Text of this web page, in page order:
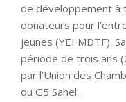
de développement à
donateurs pour
jeunes (YEI MDTF).
période de trois ans
par l’Union des
du G5 Sahel.